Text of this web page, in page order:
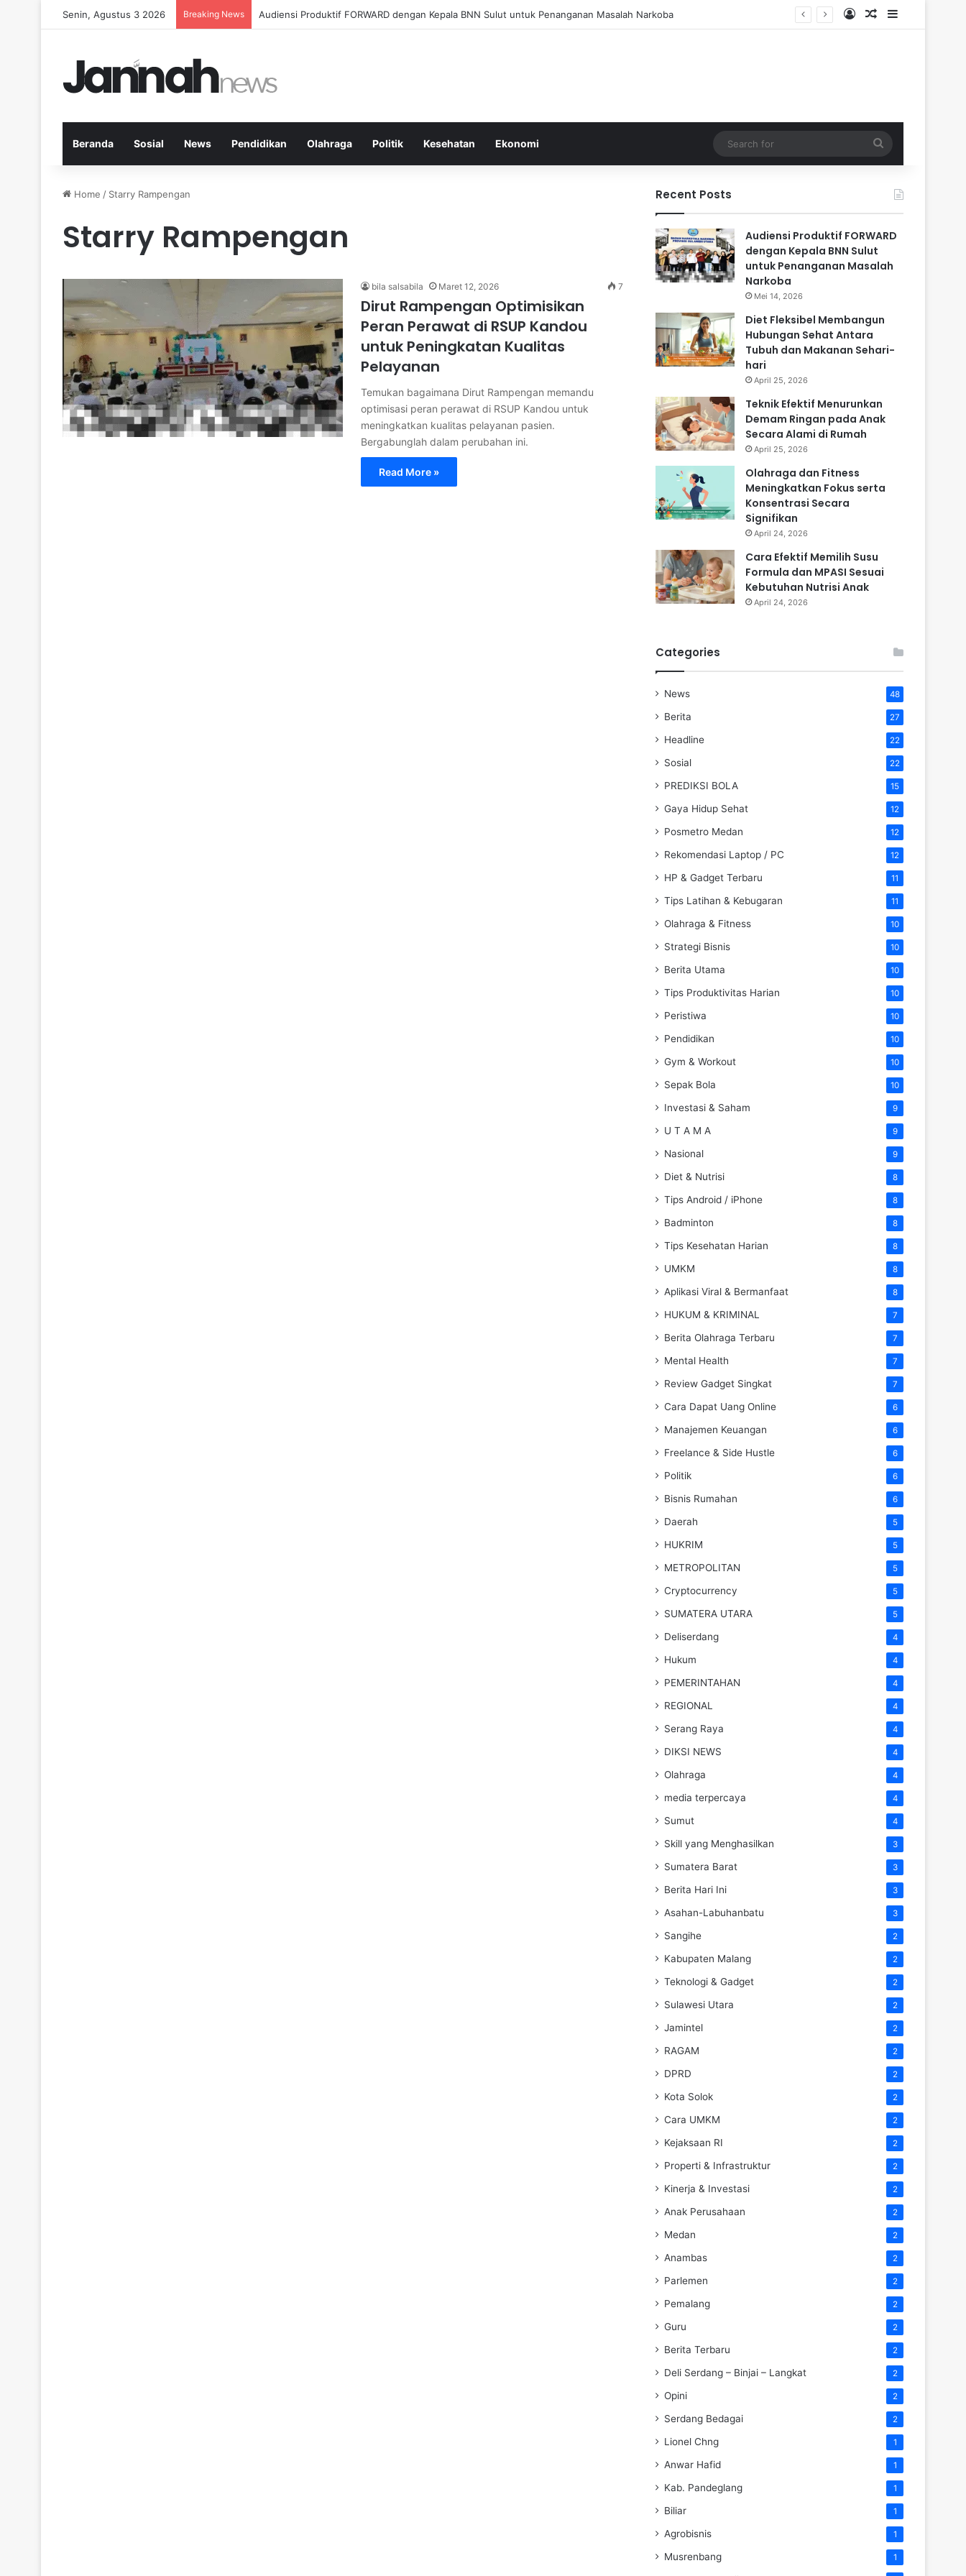
Senin, Agustus 3 2026 Breaking News Diet Fleksibel Membangun Hubungan Sehat Antara Tubuh dan Makanan Sehari-hari Log InRandom Article
Sidebar
Beranda Sosial News Pendidikan Olahraga Politik Kesehatan Ekonomi
for
Home / Starry Rampengan
Starry Rampengan
bila salsabila Maret 12, 2026 7
Dirut Rampengan Optimisikan
Peran Perawat di RSUP Kandou
untuk Peningkatan Kualitas
Pelayanan
Temukan bagaimana Dirut Rampengan memandu
optimisasi peran perawat di RSUP Kandou untuk
meningkatkan kualitas pelayanan pasien.
Bergabunglah dalam perubahan ini.
Read More »
Recent Posts
Audiensi Produktif FORWARD
dengan Kepala BNN Sulut
untuk Penanganan Masalah
Narkoba
Mei 14, 2026
Diet Fleksibel Membangun
Hubungan Sehat Antara
Tubuh dan Makanan Sehari-
hari
April 25, 2026
Teknik Efektif Menurunkan
Demam Ringan pada Anak
Secara Alami di Rumah
April 25, 2026
Olahraga dan Fitness
Meningkatkan Fokus serta
Konsentrasi Secara
Signifikan
April 24, 2026
Cara Efektif Memilih Susu
Formula dan MPASI Sesuai
Kebutuhan Nutrisi Anak
April 24, 2026
Categories
News 48
Berita 27
Headline 22
Sosial 22
PREDIKSI BOLA 15
Gaya Hidup Sehat 12
Posmetro Medan 12
Rekomendasi Laptop / PC 12
HP & Gadget Terbaru 11
Tips Latihan & Kebugaran 11
Olahraga & Fitness 10
Strategi Bisnis 10
Berita Utama 10
Tips Produktivitas Harian 10
Peristiwa 10
Pendidikan 10
Gym & Workout 10
Sepak Bola 10
Investasi & Saham 9
U T A M A 9
Nasional 9
Diet & Nutrisi 8
Tips Android / iPhone 8
Badminton 8
Tips Kesehatan Harian 8
UMKM 8
Aplikasi Viral & Bermanfaat 8
HUKUM & KRIMINAL 7
Berita Olahraga Terbaru 7
Mental Health 7
Review Gadget Singkat 7
Cara Dapat Uang Online 6
Manajemen Keuangan 6
Freelance & Side Hustle 6
Politik 6
Bisnis Rumahan 6
Daerah 5
HUKRIM 5
METROPOLITAN 5
Cryptocurrency 5
SUMATERA UTARA 5
Deliserdang 4
Hukum 4
PEMERINTAHAN 4
REGIONAL 4
Serang Raya 4
DIKSI NEWS 4
Olahraga 4
media terpercaya 4
Sumut 4
Skill yang Menghasilkan 3
Sumatera Barat 3
Berita Hari Ini 3
Asahan-Labuhanbatu 3
Sangihe 2
Kabupaten Malang 2
Teknologi & Gadget 2
Sulawesi Utara 2
Jamintel 2
RAGAM 2
DPRD 2
Kota Solok 2
Cara UMKM 2
Kejaksaan RI 2
Properti & Infrastruktur 2
Kinerja & Investasi 2
Anak Perusahaan 2
Medan 2
Anambas 2
Parlemen 2
Pemalang 2
Guru 2
Berita Terbaru 2
Deli Serdang – Binjai – Langkat 2
Opini 2
Serdang Bedagai 2
Lionel Chng 1
Anwar Hafid 1
Kab. Pandeglang 1
Biliar 1
Agrobisnis 1
Musrenbang 1